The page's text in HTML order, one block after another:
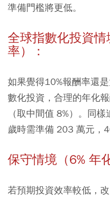
準備門檻將更低。
全球指數化投資情
率）：
如果覺得10%報酬率還
數化投資，合理的年化
（取中間值 8%）。同
歲時需準備 203 萬元，
保守情境（6% 年
若預期投資效率較低，